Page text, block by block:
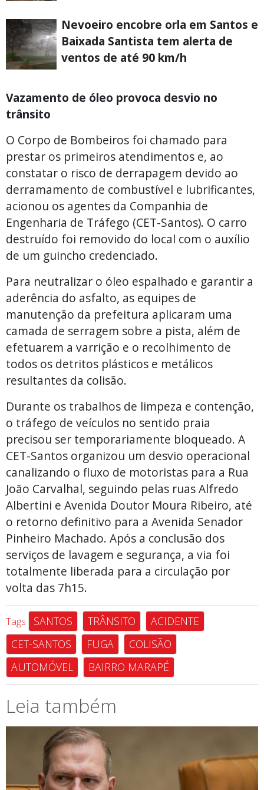
Nevoeiro encobre orla em Santos e
Baixada Santista tem alerta de
ventos de até 90 km/h
Vazamento de óleo provoca desvio no
trânsito
O Corpo de Bombeiros foi chamado para
prestar os primeiros atendimentos e, ao
constatar o risco de derrapagem devido ao
derramamento de combustível e lubrificantes,
acionou os agentes da Companhia de
Engenharia de Tráfego (CET-Santos). O carro
destruído foi removido do local com o auxílio
de um guincho credenciado.
Para neutralizar o óleo espalhado e garantir a
aderência do asfalto, as equipes de
manutenção da prefeitura aplicaram uma
camada de serragem sobre a pista, além de
efetuarem a varrição e o recolhimento de
todos os detritos plásticos e metálicos
resultantes da colisão.
Durante os trabalhos de limpeza e contenção,
o tráfego de veículos no sentido praia
precisou ser temporariamente bloqueado. A
CET-Santos organizou um desvio operacional
canalizando o fluxo de motoristas para a Rua
João Carvalhal, seguindo pelas ruas Alfredo
Albertini e Avenida Doutor Moura Ribeiro, até
o retorno definitivo para a Avenida Senador
Pinheiro Machado. Após a conclusão dos
serviços de lavagem e segurança, a via foi
totalmente liberada para a circulação por
volta das 7h15.
Tags SANTOS TRÂNSITO
ACIDENTE
CET-SANTOS
FUGA
COLISÃO
AUTOMÓVEL
BAIRRO MARAPÉ
Leia também